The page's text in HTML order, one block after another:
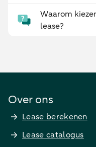
Waarom
lease?
Over ons
Lease berekenen
Lease catalogus